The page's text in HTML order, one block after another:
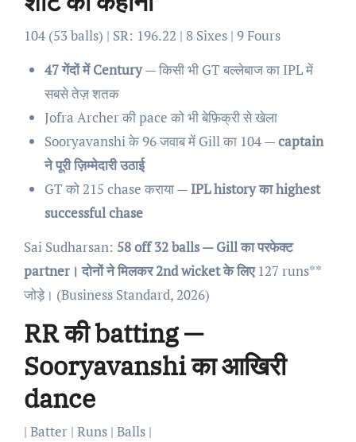
104 (53 balls) | SR: 196.22 | 8 Sixes | 9 Fours
47 गेंदों में Century— किसी भी GT बल्लेबाज का IPL में
सबसे तेज़ शतक
Jofra Archer की pace को भी बेफ़िक्री से खेला
Sooryavanshi के 96 जवाब में Gill का 104 —captain
ने पूरी ज़िम्मेदारी उठाई
GT को 215 chase कराया — IPL history का highest
successful chase
Sai Sudharsan: 58 off 32 balls — Gill का परफेक्ट
partner। दोनों ने मिलकर 2nd wicket के लिए127 runs**
जोड़े। (Business Standard, 2026)
RR की batting —
Sooryavanshi का आखिरी
dance
| Batter | Runs | Balls |